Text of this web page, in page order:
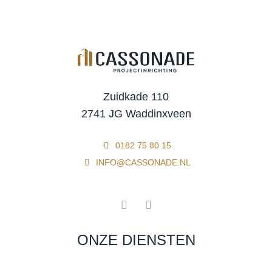
Zuidkade 110
2741 JG Waddinxveen
0182 75 80 15
INFO@CASSONADE.NL
ONZE DIENSTEN